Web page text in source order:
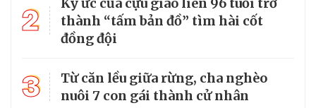
2
thành “tấm bản đồ” tìm hài cốt
đồng đội
3
Từ căn lều giữa rừng, cha nghèo
nuôi 7 con gái thành cử nhân